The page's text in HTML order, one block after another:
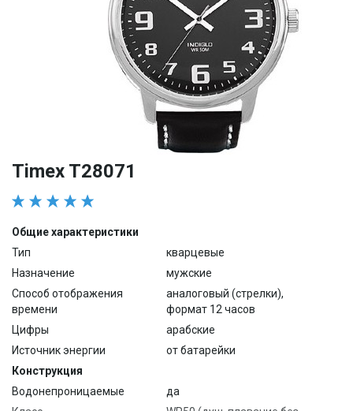
Timex T28071
Общие характеристики
Тип
кварцевые
Назначение
мужские
Способ отображения
времени
аналоговый (стрелки),
формат 12 часов
Цифры
арабские
Источник энергии
от батарейки
Конструкция
Водонепроницаемые
да